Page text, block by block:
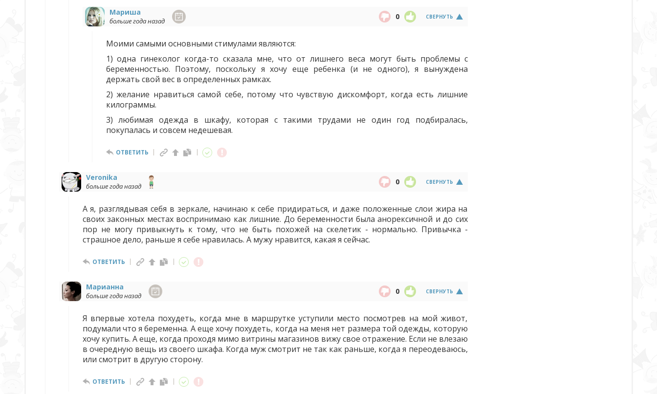
Мариша
больше года назад СВЕРНУТЬ
0
Моими самыми основными стимулами являются:
1) одна гинеколог когда-то сказала мне, что от лишнего веса могут быть проблемы с
беременностью. Поэтому, поскольку я хочу еще ребенка (и не одного), я вынуждена
держать свой вес в определенных рамках.
2) желание нравиться самой себе, потому что чувствую дискомфорт, когда есть лишние
килограммы.
3) любимая одежда в шкафу, которая с такими трудами не один год подбиралась,
покупалась и совсем недешевая.
ОТВЕТИТЬ
Veronika
больше года назад СВЕРНУТЬ
0
А я, разглядывая себя в зеркале, начинаю к себе придираться, и даже положенные слои жира на
своих законных местах воспринимаю как лишние. До беременности была анорексичной и до сих
пор не могу привыкнуть к тому, что не быть похожей на скелетик - нормально. Привычка -
страшное дело, раньше я себе нравилась. А мужу нравится, какая я сейчас.
ОТВЕТИТЬ
Марианна
больше года назад СВЕРНУТЬ
0
Я впервые хотела похудеть, когда мне в маршрутке уступили место посмотрев на мой живот,
подумали что я беременна. А еще хочу похудеть, когда на меня нет размера той одежды, которую
хочу купить. А еще, когда проходя мимо витрины магазинов вижу свое отражение. Если не влезаю
в очередную вещь из своего шкафа. Когда муж смотрит не так как раньше, когда я переодеваюсь,
или смотрит в другую сторону.
ОТВЕТИТЬ